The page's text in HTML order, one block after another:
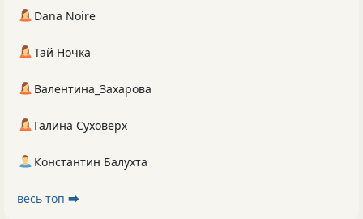
Dana Noire
Тай Ночка
Валентина_Захарова
Галина Суховерх
Константин Балухта
весь топ ⮕